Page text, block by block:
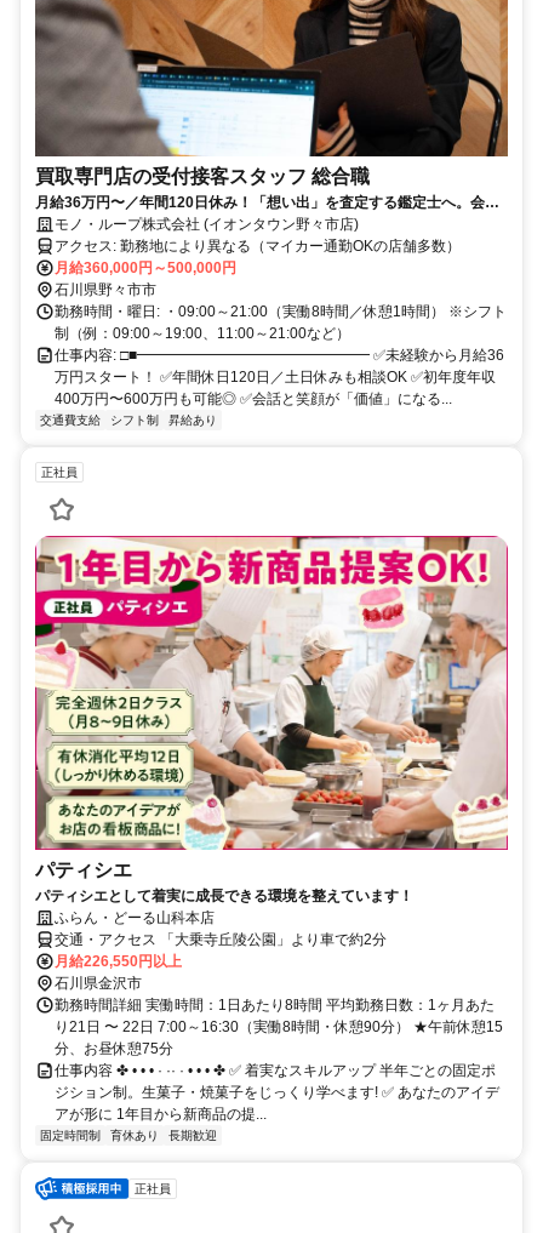
買取専門店の受付接客スタッフ 総合職
月給36万円〜／年間120日休み！「想い出」を査定する鑑定士へ。会話
を楽しみながら稼げる未経験歓迎の仕事
モノ・ループ株式会社 (イオンタウン野々市店)
アクセス: 勤務地により異なる（マイカー通勤OKの店舗多数）
月給360,000円～500,000円
石川県野々市市
勤務時間・曜日: ・09:00～21:00（実働8時間／休憩1時間） ※シフト
制（例：09:00～19:00、11:00～21:00など）
仕事内容: □■━━━━━━━━━━━━━━━━ ✅未経験から月給36
万円スタート！ ✅年間休日120日／土日休みも相談OK ✅初年度年収
400万円〜600万円も可能◎ ✅会話と笑顔が「価値」になる...
交通費支給 シフト制 昇給あり
正社員
パティシエ
パティシエとして着実に成長できる環境を整えています！
ふらん・どーる山科本店
交通・アクセス 「大乗寺丘陵公園」より車で約2分
月給226,550円以上
石川県金沢市
勤務時間詳細 実働時間：1日あたり8時間 平均勤務日数：1ヶ月あた
り21日 〜 22日 7:00～16:30（実働8時間・休憩90分） ★午前休憩15
分、お昼休憩75分
仕事内容 ✤ • • • · ·· · • • • ✤ ✅ 着実なスキルアップ 半年ごとの固定ポ
ジション制。生菓子・焼菓子をじっくり学べます! ✅ あなたのアイデ
アが形に 1年目から新商品の提...
固定時間制 育休あり 長期歓迎
正社員